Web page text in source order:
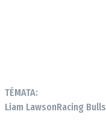
TÉMATA:
Liam LawsonRacing Bulls